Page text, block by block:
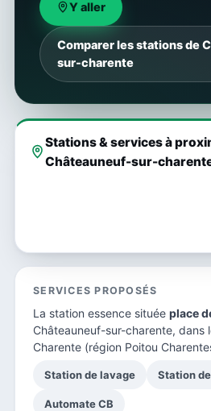
Y aller
Comparer les stations de
sur-charente
Stations & services à
Châteauneuf-sur-
SERVICES PROPOSÉS
La station essence située place
Châteauneuf-sur-charente, dans
Charente (région Poitou
Station de lavage Station
Automate CB